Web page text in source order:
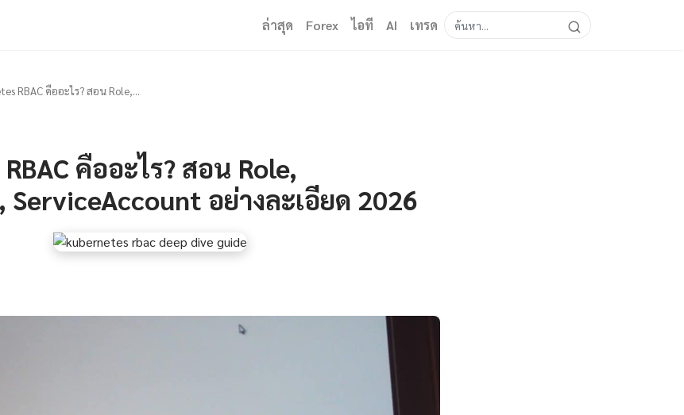
ล่าสุด Forex ไอที AI เทรด
RBAC คืออะไร? สอน Role,...
คืออะไร? สอน Role,
ServiceAccount อย่างละเอียด 2026